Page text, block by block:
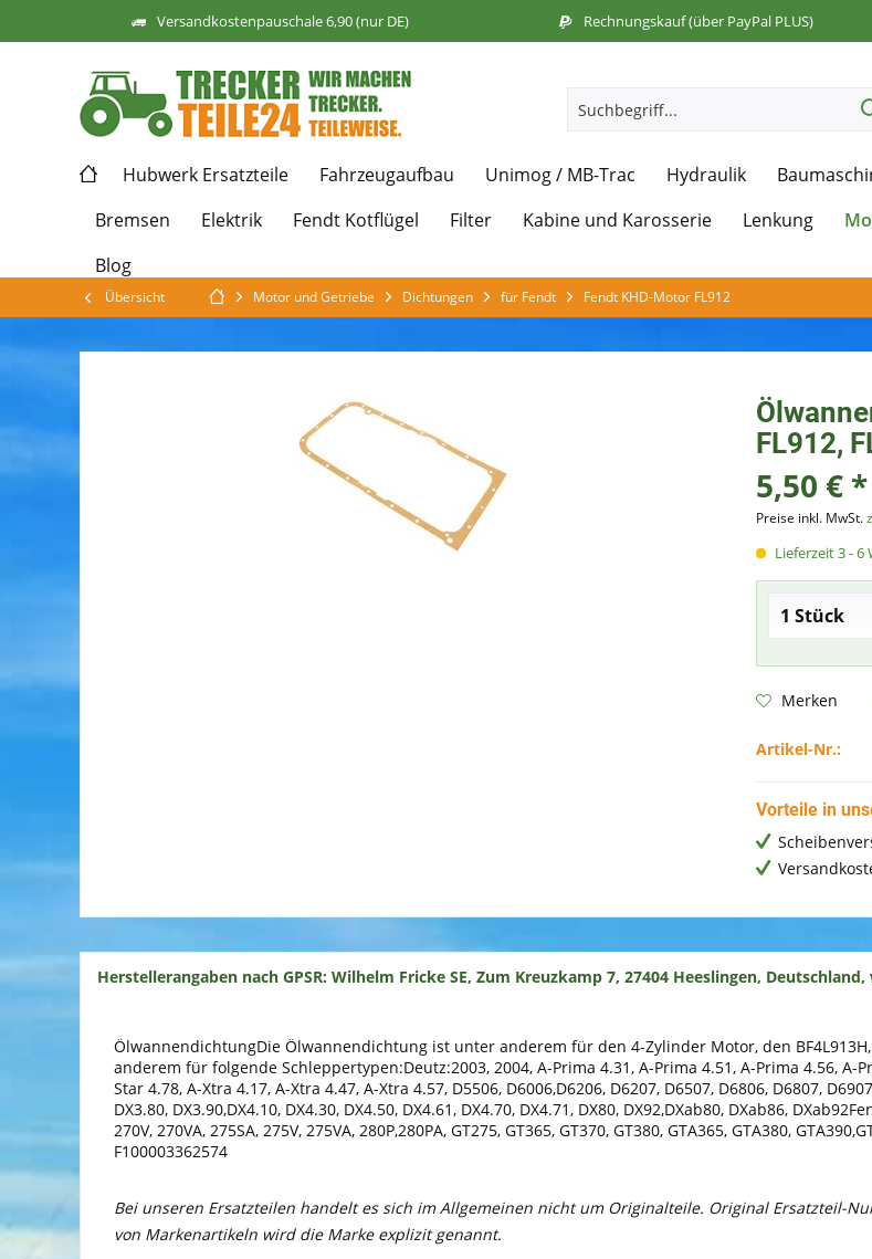
Versandkostenpauschale 6,90 (nur DE) Rechnungskauf (über PayPal PLUS)
Hubwerk Ersatzteile Fahrzeugaufbau Unimog / MB-Trac Hydraulik
Bremsen
Elektrik Fendt Kotflügel Filter Kabine und Karosserie Lenkung
Blog
Übersicht Motor und Getriebe Dichtungen für Fendt Fendt KHD-Motor FL912
FL912,
5,50 € *
Preise inkl. MwSt.
Lieferzeit 3 - 6
Merken
Artikel-Nr.:
Vorteile in
Herstellerangaben nach GPSR: Wilhelm Fricke SE, Zum Kreuzkamp 7, 27404 Heeslingen,
ÖlwannendichtungDie Ölwannendichtung ist unter anderem für den 4-Zylinder Motor, den BF4L913H,
anderem für folgende Schleppertypen:Deutz:2003, 2004, A-Prima 4.31, A-Prima 4.51, A-Prima 4.56, A-
Star 4.78, A-Xtra 4.17, A-Xtra 4.47, A-Xtra 4.57, D5506, D6006,D6206, D6207, D6507, D6806, D6807,
DX3.80, DX3.90,DX4.10, DX4.30, DX4.50, DX4.61, DX4.70, DX4.71, DX80, DX92,DXab80, DXab86,
270V, 270VA, 275SA, 275V, 275VA, 280P,280PA, GT275, GT365, GT370, GT380, GTA365, GTA380,
F100003362574
Bei unseren Ersatzteilen handelt es sich im Allgemeinen nicht um Originalteile. Original Ersatzteil-
von Markenartikeln wird die Marke explizit genannt.